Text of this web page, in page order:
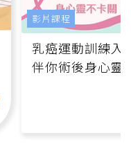
乳癌運動訓練入
伴你術後身心靈
影片課程